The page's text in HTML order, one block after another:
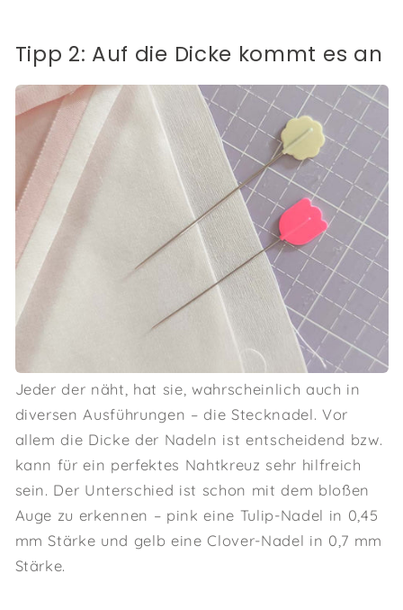
Tipp 2: Auf die Dicke kommt es an
Jeder der näht, hat sie, wahrscheinlich auch in
diversen Ausführungen – die Stecknadel. Vor
allem die Dicke der Nadeln ist entscheidend bzw.
kann für ein perfektes Nahtkreuz sehr hilfreich
sein. Der Unterschied ist schon mit dem bloßen
Auge zu erkennen – pink eine Tulip-Nadel in 0,45
mm Stärke und gelb eine Clover-Nadel in 0,7 mm
Stärke.